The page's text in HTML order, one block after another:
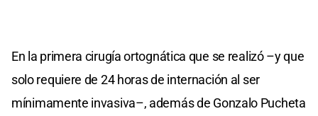
En la primera cirugía ortognática que se realizó –y que
solo requiere de 24 horas de internación al ser
mínimamente invasiva–, además de Gonzalo Pucheta